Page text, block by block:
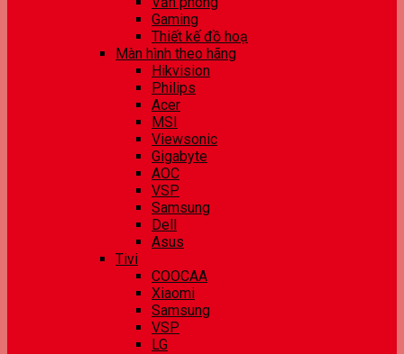
Gaming
Thiết kế đồ hoạ
Màn hình theo hãng
Hikvision
Philips
Acer
MSI
Viewsonic
Gigabyte
AOC
VSP
Samsung
Dell
Asus
Tivi
COOCAA
Xiaomi
Samsung
VSP
LG